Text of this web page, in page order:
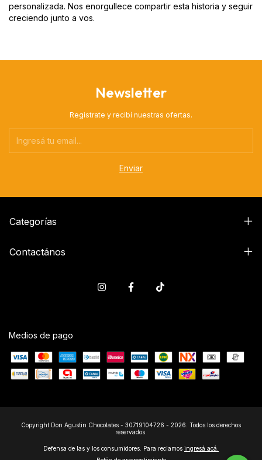
personalizada. Nos enorgullece compartir esta historia y seguir
creciendo junto a vos.
Newsletter
Registrate y recibí nuestras ofertas.
Categorías
Contactános
Medios de pago
Copyright Don Agustin Chocolates - 30719104726 - 2026. Todos los derechos
reservados.
Defensa de las y los consumidores. Para reclamos ingresá acá.